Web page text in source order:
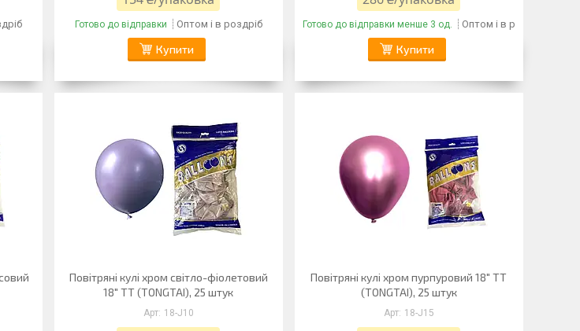
Готово до відправки Оптом і в роздріб
Купити
Готово до відправки менше 3 од. Оптом і в роздріб
Купити
Повітряні кулі хром світло-фіолетовий
18" TT (TONGTAI), 25 штук
18-J10
Повітряні кулі хром пурпуровий 18" TT
(TONGTAI), 25 штук
18-J15